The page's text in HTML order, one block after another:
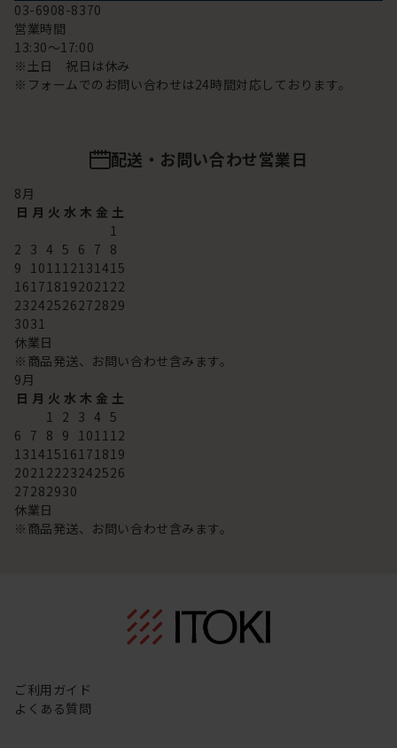
03-6908-8370
営業時間
13:30～17:00
※土日 祝日は休み
※フォームでのお問い合わせは24時間対応しております。
配送・お問い合わせ営業日
8月
日 月 火 水 木 金 土
1
2 3 4 5 6 7 8
9 101112131415
16171819202122
23242526272829
3031
休業日
※商品発送、お問い合わせ含みます。
9月
日 月 火 水 木 金 土
1 2 3 4 5
6 7 8 9 101112
13141516171819
20212223242526
27282930
休業日
※商品発送、お問い合わせ含みます。
ご利用ガイド
よくある質問